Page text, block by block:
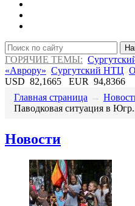
ГОРЯЧИЕ ТЕМЫ:
«Аврору» Сургутский НТЦ
USD 82,1665 EUR 94,8366
Главная страница →
​Паводковая ситуация в
Новости